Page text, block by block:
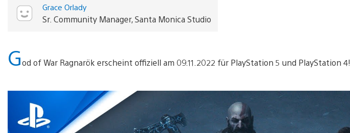
Grace Orlady
Sr. Community Manager, Santa Monica Studio
God of War Ragnarök erscheint offiziell am 09.11.2022 für PlayStation 5 und PlayStation 4!